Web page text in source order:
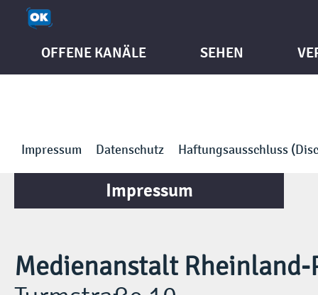
OFFENE KANÄLE SEHEN
Impressum Datenschutz Haftungsausschluss
Impressum
Medienanstalt Rheinland-